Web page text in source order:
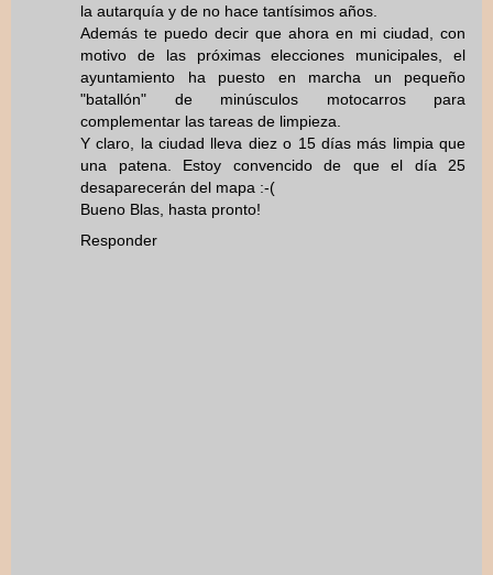
la autarquía y de no hace tantísimos años.
Además te puedo decir que ahora en mi ciudad, con
motivo de las próximas elecciones municipales, el
ayuntamiento ha puesto en marcha un pequeño
"batallón" de minúsculos motocarros para
complementar las tareas de limpieza.
Y claro, la ciudad lleva diez o 15 días más limpia que
una patena. Estoy convencido de que el día 25
desaparecerán del mapa :-(
Bueno Blas, hasta pronto!
Responder